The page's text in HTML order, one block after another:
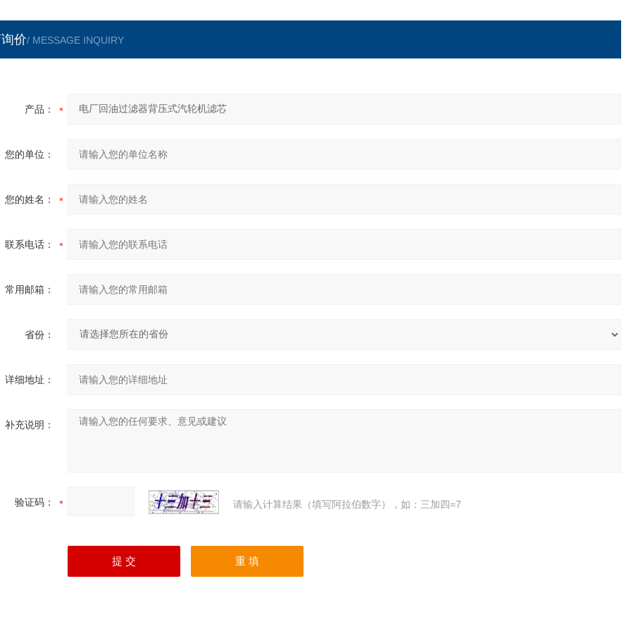
价/ MESSAGE INQUIRY
产品：
您的单位：
您的姓名：
联系电话：
常用邮箱：
省份：
详细地址：
补充说明：
验证码： 请输入计算结果（填写阿拉伯数字），如：三加四=7